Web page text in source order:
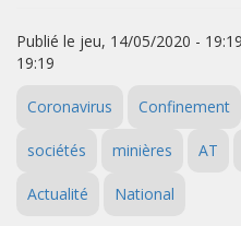
Publié le jeu, 14/05/2020 -
19:19
Coronavirus Confinement
sociétés minières AT
Actualité National